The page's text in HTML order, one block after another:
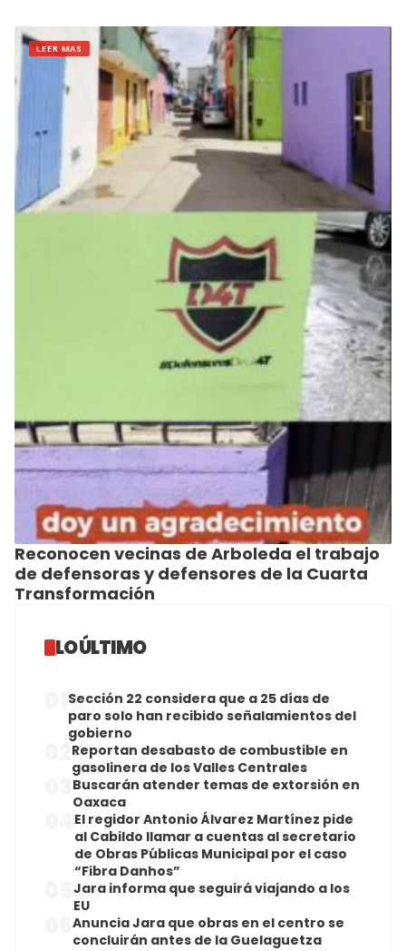
LEER MAS
Reconocen vecinas de Arboleda el trabajo
de defensoras y defensores de la Cuarta
Transformación
LO ÚLTIMO
Sección 22 considera que a 25 días de
paro solo han recibido señalamientos del
gobierno
Reportan desabasto de combustible en
gasolinera de los Valles Centrales
Buscarán atender temas de extorsión en
Oaxaca
El regidor Antonio Álvarez Martínez pide
al Cabildo llamar a cuentas al secretario
de Obras Públicas Municipal por el caso
“Fibra Danhos”
Jara informa que seguirá viajando a los
EU
Anuncia Jara que obras en el centro se
concluirán antes de la Guelaguetza